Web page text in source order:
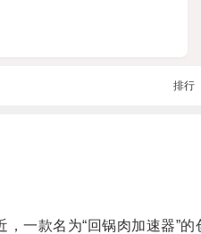
排行
款名为“回锅肉加速器”的